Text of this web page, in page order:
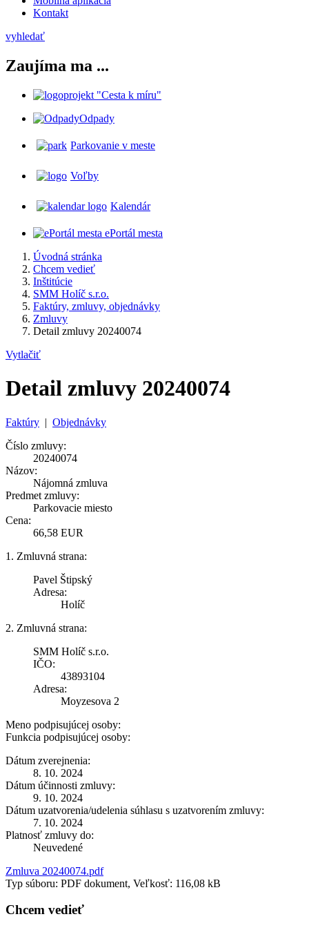
Kontakt
vyhledať
Zaujíma ma ...
projekt "Cesta k míru"
Odpady
Parkovanie v meste
Voľby
Kalendár
ePortál mesta
Úvodná stránka
Chcem vedieť
Inštitúcie
SMM Holíč s.r.o.
Faktúry, zmluvy, objednávky
Zmluvy
Detail zmluvy 20240074
Vytlačiť
Detail zmluvy 20240074
Faktúry | Objednávky
Číslo zmluvy:
20240074
Názov:
Nájomná zmluva
Predmet zmluvy:
Parkovacie miesto
Cena:
66,58 EUR
1. Zmluvná strana:
Pavel Štipský
Adresa:
Holíč
2. Zmluvná strana:
SMM Holíč s.r.o.
IČO:
43893104
Adresa:
Moyzesova 2
Meno podpisujúcej osoby:
Funkcia podpisujúcej osoby:
Dátum zverejnenia:
8. 10. 2024
Dátum účinnosti zmluvy:
9. 10. 2024
Dátum uzatvorenia/udelenia súhlasu s uzatvorením zmluvy:
7. 10. 2024
Platnosť zmluvy do:
Neuvedené
Zmluva 20240074.pdf
Typ súboru: PDF dokument, Veľkosť: 116,08 kB
Chcem vedieť